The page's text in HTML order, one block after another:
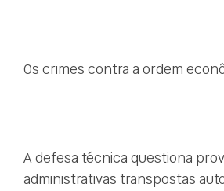
Os crimes contra a ordem
A defesa técnica questiona
administrativas transpostas